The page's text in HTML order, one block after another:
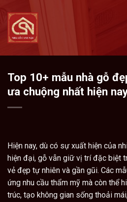
content
Top 10+ mẫu nhà gỗ
ưa chuộng nhất hiện
Hiện nay, dù có sự xuất hiện của
hiện đại, gỗ vẫn giữ vị trí đặc biệt
vẻ đẹp tự nhiên và gần gũi. Các
ứng nhu cầu thẩm mỹ mà còn thể
trúc, tạo không gian sống thoải